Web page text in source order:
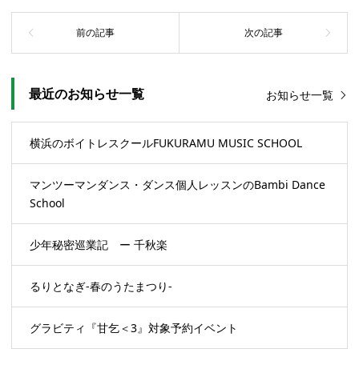
最近のお知らせ一覧 お知らせ一覧
横浜のボイトレスクールFUKURAMU MUSIC SCHOOL
マンツーマンダンス・ダンス個人レッスンのBambi Dance
School
少年秘密巡業記 ー 千秋楽
るりとなぎ-春のうたまつり-
グラビティ『甘乞＜3』対象予約イベント